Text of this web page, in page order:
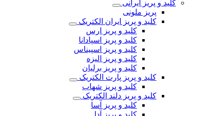
کلید و پریز ایرانی
پریز ملونی
کلید و پریز ایران الکتریک
کلید و پریز ارس
کلید و پریز اسپادانا
کلید و پریز اسپیناس
کلید و پریز الیزه
کلید و پریز برلیان
کلید و پریز پارت الکتریک
کلید و پریز شهاب
کلید و پریز دلند الکتریک
کلید و پریز آسا
کلید و پریز آدا